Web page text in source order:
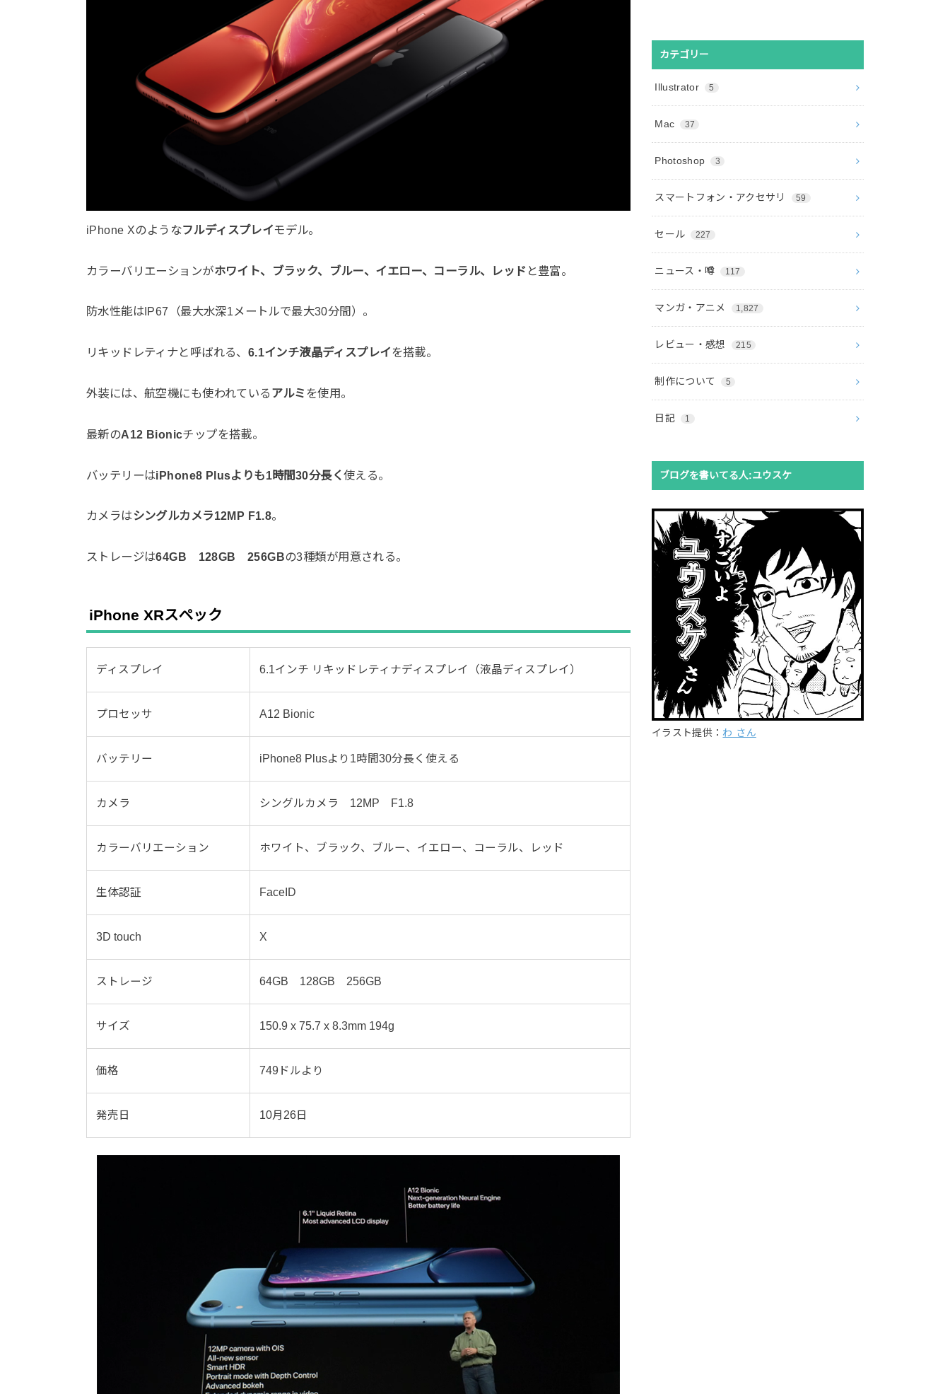
iPhone Xのようなフルディスプレイモデル。
カラーバリエーションがホワイト、ブラック、ブルー、イエロー、コーラル、レッド と豊富。
防水性能はIP67（最大水深1メートルで最大30分間）。
リキッドレティナと呼ばれる、 6.1インチ液晶ディスプレイを搭載。
外装には、航空機にも使われている アルミ を使用。
最新のA12 Bionicチップを搭載。
バッテリーはiPhone8 Plusよりも1時間30分長く使える。
カメラはシングルカメラ12MP F1.8。
ストレージは64GB 128GB 256GBの3種類が用意される。
iPhone XRスペック
ディスプレイ 6.1インチ リキッドレティナディスプレイ（液晶ディスプレイ）
プロセッサ A12 Bionic
バッテリー iPhone8 Plusより1時間30分長く使える
カメラ シングルカメラ 12MP F1.8
カラーバリエーション ホワイト、ブラック、ブルー、イエロー、コーラル、レッド
生体認証 FaceID
3D touch X
ストレージ 64GB 128GB 256GB
サイズ 150.9 x 75.7 x 8.3mm 194g
価格 749ドルより
発売日 10月26日
カテゴリー
Illustrator 5
Mac 37
Photoshop 3
スマートフォン・アクセサリ 59
セール 227
ニュース・噂 117
マンガ・アニメ 1,827
レビュー・感想 215
制作について 5
日記 1
ブログを書いてる人:ユウスケ
イラスト提供： わ さん